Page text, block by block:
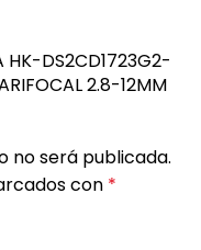
DS2CD1723G2-
2.8-12MM
no será publicada.
con *